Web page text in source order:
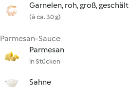
Garnelen, roh, groß, geschält
(à ca. 30 g)
Parmesan-Sauce
Parmesan
in Stücken
Sahne